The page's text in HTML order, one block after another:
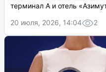
терминал А и отель
20 июля, 2026, 14:04
2